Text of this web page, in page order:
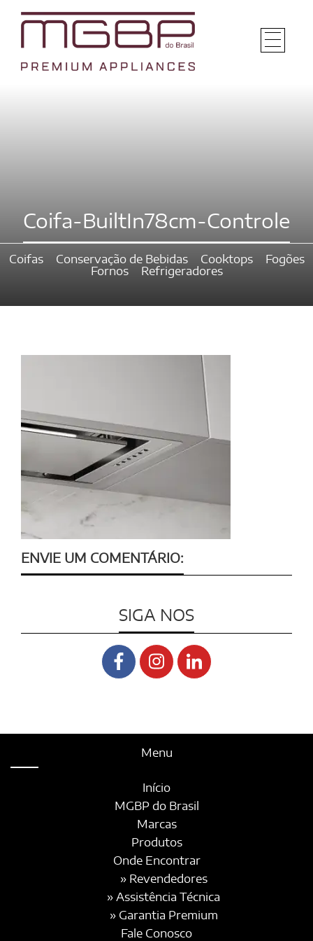
Coifa-BuiltIn78cm-Controle
Coifas Conservação de Bebidas Cooktops
Fogões
Fornos
Refrigeradores
ENVIE UM COMENTÁRIO:
SIGA NOS
Menu
Início
MGBP do Brasil
Marcas
Produtos
Onde Encontrar
» Revendedores
» Assistência Técnica
» Garantia Premium
Fale Conosco